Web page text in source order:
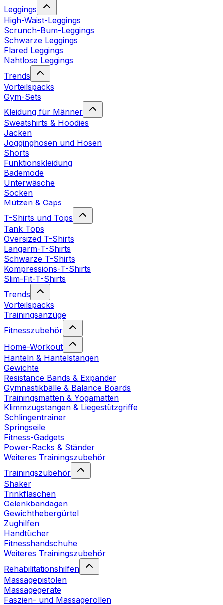
Leggings
High-Waist-Leggings
Scrunch-Bum-Leggings
Schwarze Leggings
Flared Leggings
Nahtlose Leggings
Trends
Vorteilspacks
Gym-Sets
Kleidung für Männer
Sweatshirts & Hoodies
Jacken
Jogginghosen und Hosen
Shorts
Funktionskleidung
Bademode
Unterwäsche
Socken
Mützen & Caps
T-Shirts und Tops
Tank Tops
Oversized T-Shirts
Langarm-T-Shirts
Schwarze T-Shirts
Kompressions-T-Shirts
Slim-Fit-T-Shirts
Trends
Vorteilspacks
Trainingsanzüge
Fitnesszubehör
Home-Workout
Hanteln & Hantelstangen
Gewichte
Resistance Bands & Expander
Gymnastikbälle & Balance Boards
Trainingsmatten & Yogamatten
Klimmzugstangen & Liegestützgriffe
Schlingentrainer
Springseile
Fitness-Gadgets
Power-Racks & Ständer
Weiteres Trainingszubehör
Trainingszubehör
Shaker
Trinkflaschen
Gelenkbandagen
Gewichthebergürtel
Zughilfen
Handtücher
Fitnesshandschuhe
Weiteres Trainingszubehör
Rehabilitationshilfen
Massagepistolen
Massagegeräte
Faszien- und Massagerollen